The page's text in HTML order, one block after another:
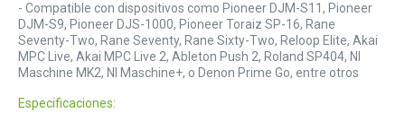
- Compatible con dispositivos como Pioneer DJM-S11, Pioneer
DJM-S9, Pioneer DJS-1000, Pioneer Toraiz SP-16, Rane
Seventy-Two, Rane Seventy, Rane Sixty-Two, Reloop Elite, Akai
MPC Live, Akai MPC Live 2, Ableton Push 2, Roland SP404, NI
Maschine MK2, NI Maschine+, o Denon Prime Go, entre otros
Especificaciones: